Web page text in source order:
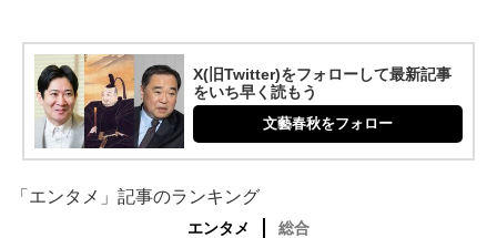
X(旧Twitter)をフォローして最新記事
をいち早く読もう
文藝春秋をフォロー
「エンタメ」記事のランキング
エンタメ 総合